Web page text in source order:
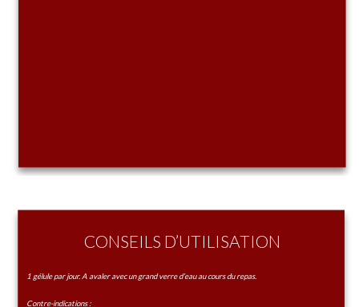
CONSEILS D’UTILISATION
1 gélule par jour. A avaler avec un grand verre d’eau au cours du repas.
Contre-indications :